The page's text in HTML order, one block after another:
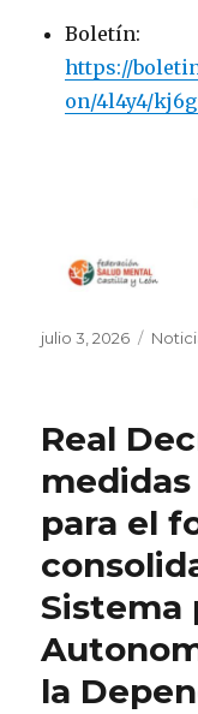
Boletín:
https://
on/4l4y4/
Publicado
julio 3, 2026
Real
para el
Sistema
la